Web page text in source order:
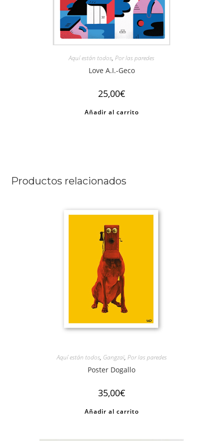
Aquí están todos, Por las paredes
Love A.I.-Geco
25,00€
Añadir al carrito
Productos relacionados
Aquí están todos, Gangzaï, Por las paredes
Poster Dogallo
35,00€
Añadir al carrito